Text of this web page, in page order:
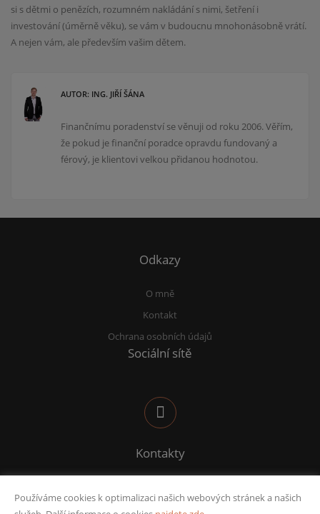
si s dětmi o penězích, rozumném nakládání s nimi, šetření i
investování (úměrně věku), se vám v budoucnu mnohonásobně vrátí.
A nejen vám, ale především vašim dětem.
AUTOR: ING. JIŘÍ ŠÁNA
Finančnímu poradenství se věnuji od roku 2006. Věřím,
že pokud je finanční poradce opravdu fundovaný a
férový, je klientovi velkou přidanou hodnotou.
Odkazy
O mně
Kontakt
Ochrana osobních údajů
Sociální sítě
Kontakty
732 582 969
Používáme cookies k optimalizaci našich webových stránek a našich